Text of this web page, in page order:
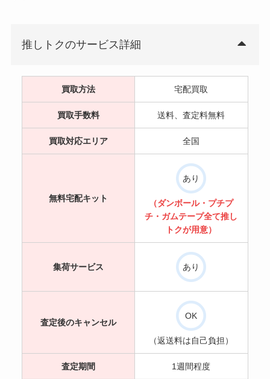
推しトクのサービス詳細
買取方法 宅配買取
買取手数料 送料、査定料無料
買取対応エリア 全国
無料宅配キット
あり
（ダンボール・プチプ
チ・ガムテープ全て推し
トクが用意）
集荷サービス あり
査定後のキャンセル
OK
（返送料は自己負担）
査定期間 1週間程度